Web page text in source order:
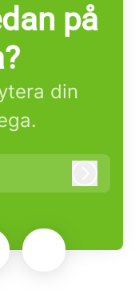
på
din